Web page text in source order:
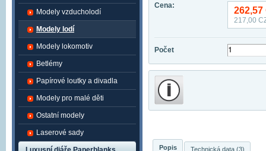
Cena:
262,57
217,00
Počet
Popis Technická data (3)
Modely vzducholodí
Modely lodí
Modely lokomotiv
Betlémy
Papírové loutky a divadla
Modely pro malé děti
Ostatní modely
Laserové sady